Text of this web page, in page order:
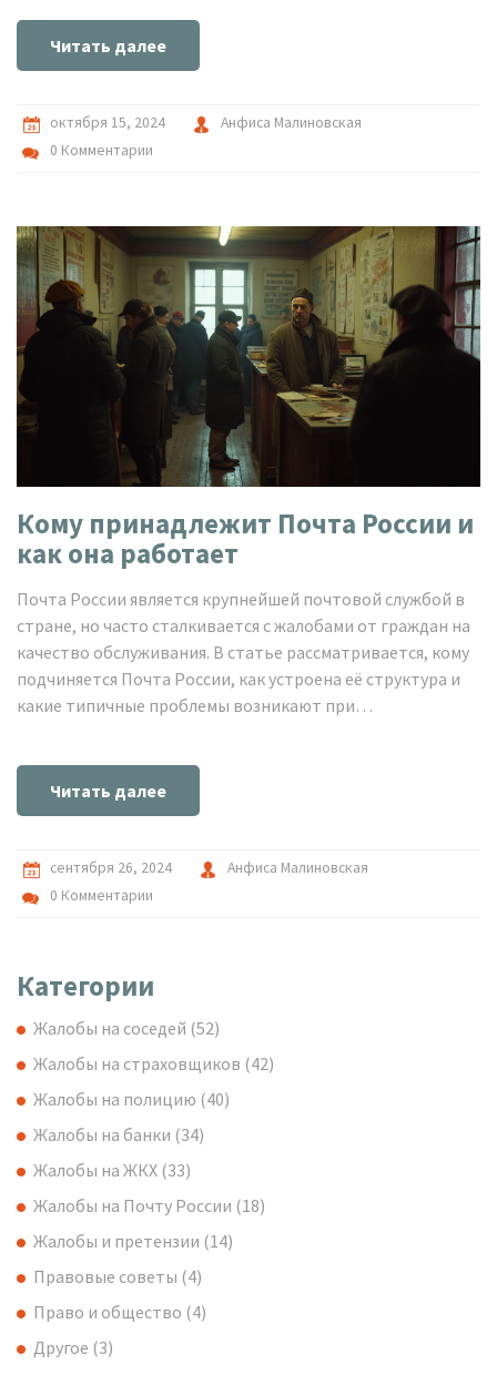
почтового сервиса в России и как его улучшить.
Читать далее
октября 15, 2024
Анфиса Малиновская
0 Комментарии
Кому принадлежит Почта России и
как она работает
Почта России является крупнейшей почтовой службой в
стране, но часто сталкивается с жалобами от граждан на
качество обслуживания. В статье рассматривается, кому
подчиняется Почта России, как устроена её структура и
какие типичные проблемы возникают при
Читать далее
сентября 26, 2024
Анфиса Малиновская
0 Комментарии
Категории
Жалобы на соседей (52)
Жалобы на страховщиков (42)
Жалобы на полицию (40)
Жалобы на банки (34)
Жалобы на ЖКХ (33)
Жалобы на Почту России (18)
Жалобы и претензии (14)
Правовые советы (4)
Право и общество (4)
Другое (3)